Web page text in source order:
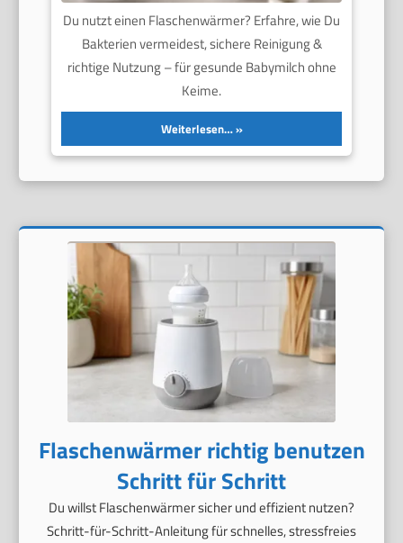
Du nutzt einen Flaschenwärmer? Erfahre, wie Du
Bakterien vermeidest, sichere Reinigung &
richtige Nutzung – für gesunde Babymilch ohne
Keime.
Weiterlesen…
Flaschenwärmer richtig benutzen
Schritt für Schritt
Du willst Flaschenwärmer sicher und effizient nutzen?
Schritt-für-Schritt-Anleitung für schnelles, stressfreies